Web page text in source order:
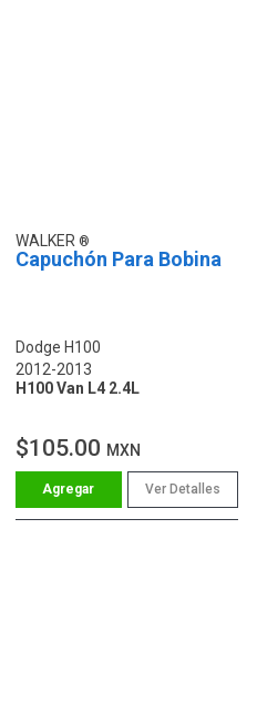
WALKER
Capuchón Para Bobina
Dodge H100
2012-2013
H100 Van L4 2.4L
$105.00 MXN
Ver Detalles